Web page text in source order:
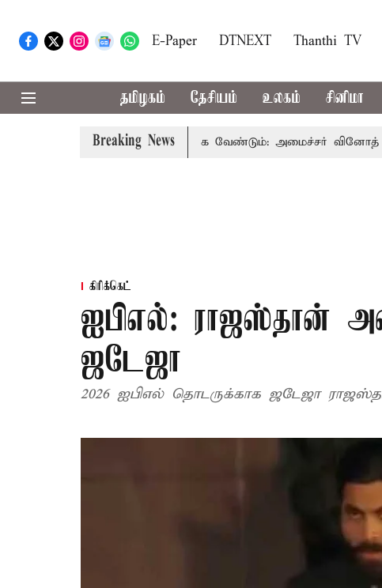
E-Paper DTNEXT Thanthi TV
தமிழகம் தேசியம் உலகம் சினிமா
Breaking News
பயன்பாட்டை தவிர்க்க வேண்டும்: அமைச்சர் வினோத் 5
கிரிக்கெட்
ஐபிஎல்: ராஜஸ்தான்
ஜடேஜா
2026 ஐபிஎல் தொடருக்காக ஜடேஜா